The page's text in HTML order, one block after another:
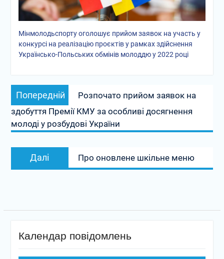
Мінмолодьспорту оголошує прийом заявок на участь у
конкурсі на реалізацію проєктів у рамках здійснення
Українсько-Польських обмінів молоддю у 2022 році
Навігація
записів
Попередній
запис:
Розпочато прийом заявок на
здобуття Премії КМУ за особливі досягнення
молоді у розбудові України
Далі
запис:
Про оновлене шкільне меню
Календар повідомлень